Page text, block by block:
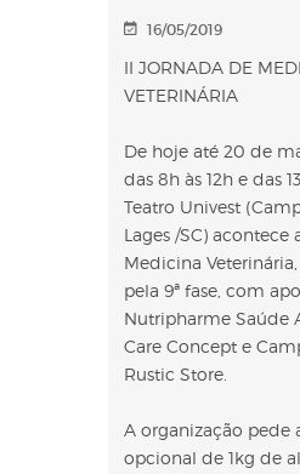
16/05/2019
II JORNADA DE
VETERINÁRIA
De hoje até 20 de
das 8h às 12h e das
Teatro Univest
Lages /SC) acontece
Medicina
pela 9ª fase, com
Nutripharme Saúde
Care Concept e
Rustic Store.
A organização pede
opcional de 1kg de